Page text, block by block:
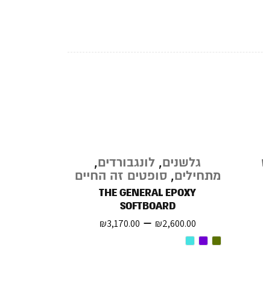
גלשנים, לונגבורדים,
מתחילים, סופטים זה החיים
THE GENERAL EPOXY
SOFTBOARD
₪2,600.00
–
₪3,170.00